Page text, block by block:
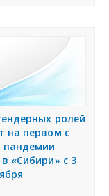
ролей
на первом с
пандемии
«Сибири» с 3